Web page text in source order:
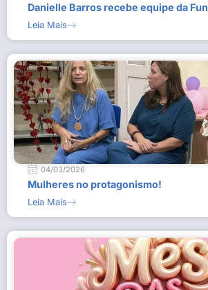
Danielle Barros recebe equipe da
Leia Mais
04/03/2026
Mulheres no protagonismo!
Leia Mais